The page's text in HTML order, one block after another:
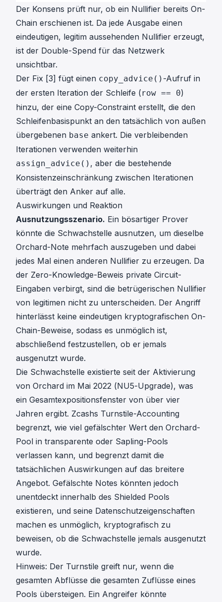
Der Konsens prüft nur, ob ein Nullifier bereits On-
Chain erschienen ist. Da jede Ausgabe einen
eindeutigen, legitim aussehenden Nullifier erzeugt,
ist der Double-Spend für das Netzwerk
unsichtbar.
Der Fix [3] fügt einen copy_advice() -Aufruf in
der ersten Iteration der Schleife (row == 0)
hinzu, der eine Copy-Constraint erstellt, die den
Schleifenbasispunkt an den tatsächlich von außen
übergebenen base ankert. Die verbleibenden
Iterationen verwenden weiterhin
assign_advice() , aber die bestehende
Konsistenzeinschränkung zwischen Iterationen
überträgt den Anker auf alle.
Auswirkungen und Reaktion
Ausnutzungsszenario. Ein bösartiger Prover
könnte die Schwachstelle ausnutzen, um dieselbe
Orchard-Note mehrfach auszugeben und dabei
jedes Mal einen anderen Nullifier zu erzeugen. Da
der Zero-Knowledge-Beweis private Circuit-
Eingaben verbirgt, sind die betrügerischen Nullifier
von legitimen nicht zu unterscheiden. Der Angriff
hinterlässt keine eindeutigen kryptografischen On-
Chain-Beweise, sodass es unmöglich ist,
abschließend festzustellen, ob er jemals
ausgenutzt wurde.
Die Schwachstelle existierte seit der Aktivierung
von Orchard im Mai 2022 (NU5-Upgrade), was
ein Gesamtexpositionsfenster von über vier
Jahren ergibt. Zcashs Turnstile-Accounting
begrenzt, wie viel gefälschter Wert den Orchard-
Pool in transparente oder Sapling-Pools
verlassen kann, und begrenzt damit die
tatsächlichen Auswirkungen auf das breitere
Angebot. Gefälschte Notes könnten jedoch
unentdeckt innerhalb des Shielded Pools
existieren, und seine Datenschutzeigenschaften
machen es unmöglich, kryptografisch zu
beweisen, ob die Schwachstelle jemals ausgenutzt
wurde.
Hinweis: Der Turnstile greift nur, wenn die
gesamten Abflüsse die gesamten Zuflüsse eines
Pools übersteigen. Ein Angreifer könnte